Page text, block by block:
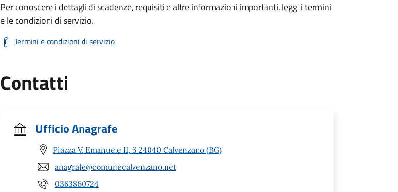
Per conoscere i dettagli di scadenze, requisiti e altre informazioni importanti, leggi i termini
e le condizioni di servizio.
Termini e condizioni di servizio
Contatti
Ufficio Anagrafe
Piazza V. Emanuele II, 6 24040 Calvenzano (BG)
anagrafe@comunecalvenzano.net
0363860724